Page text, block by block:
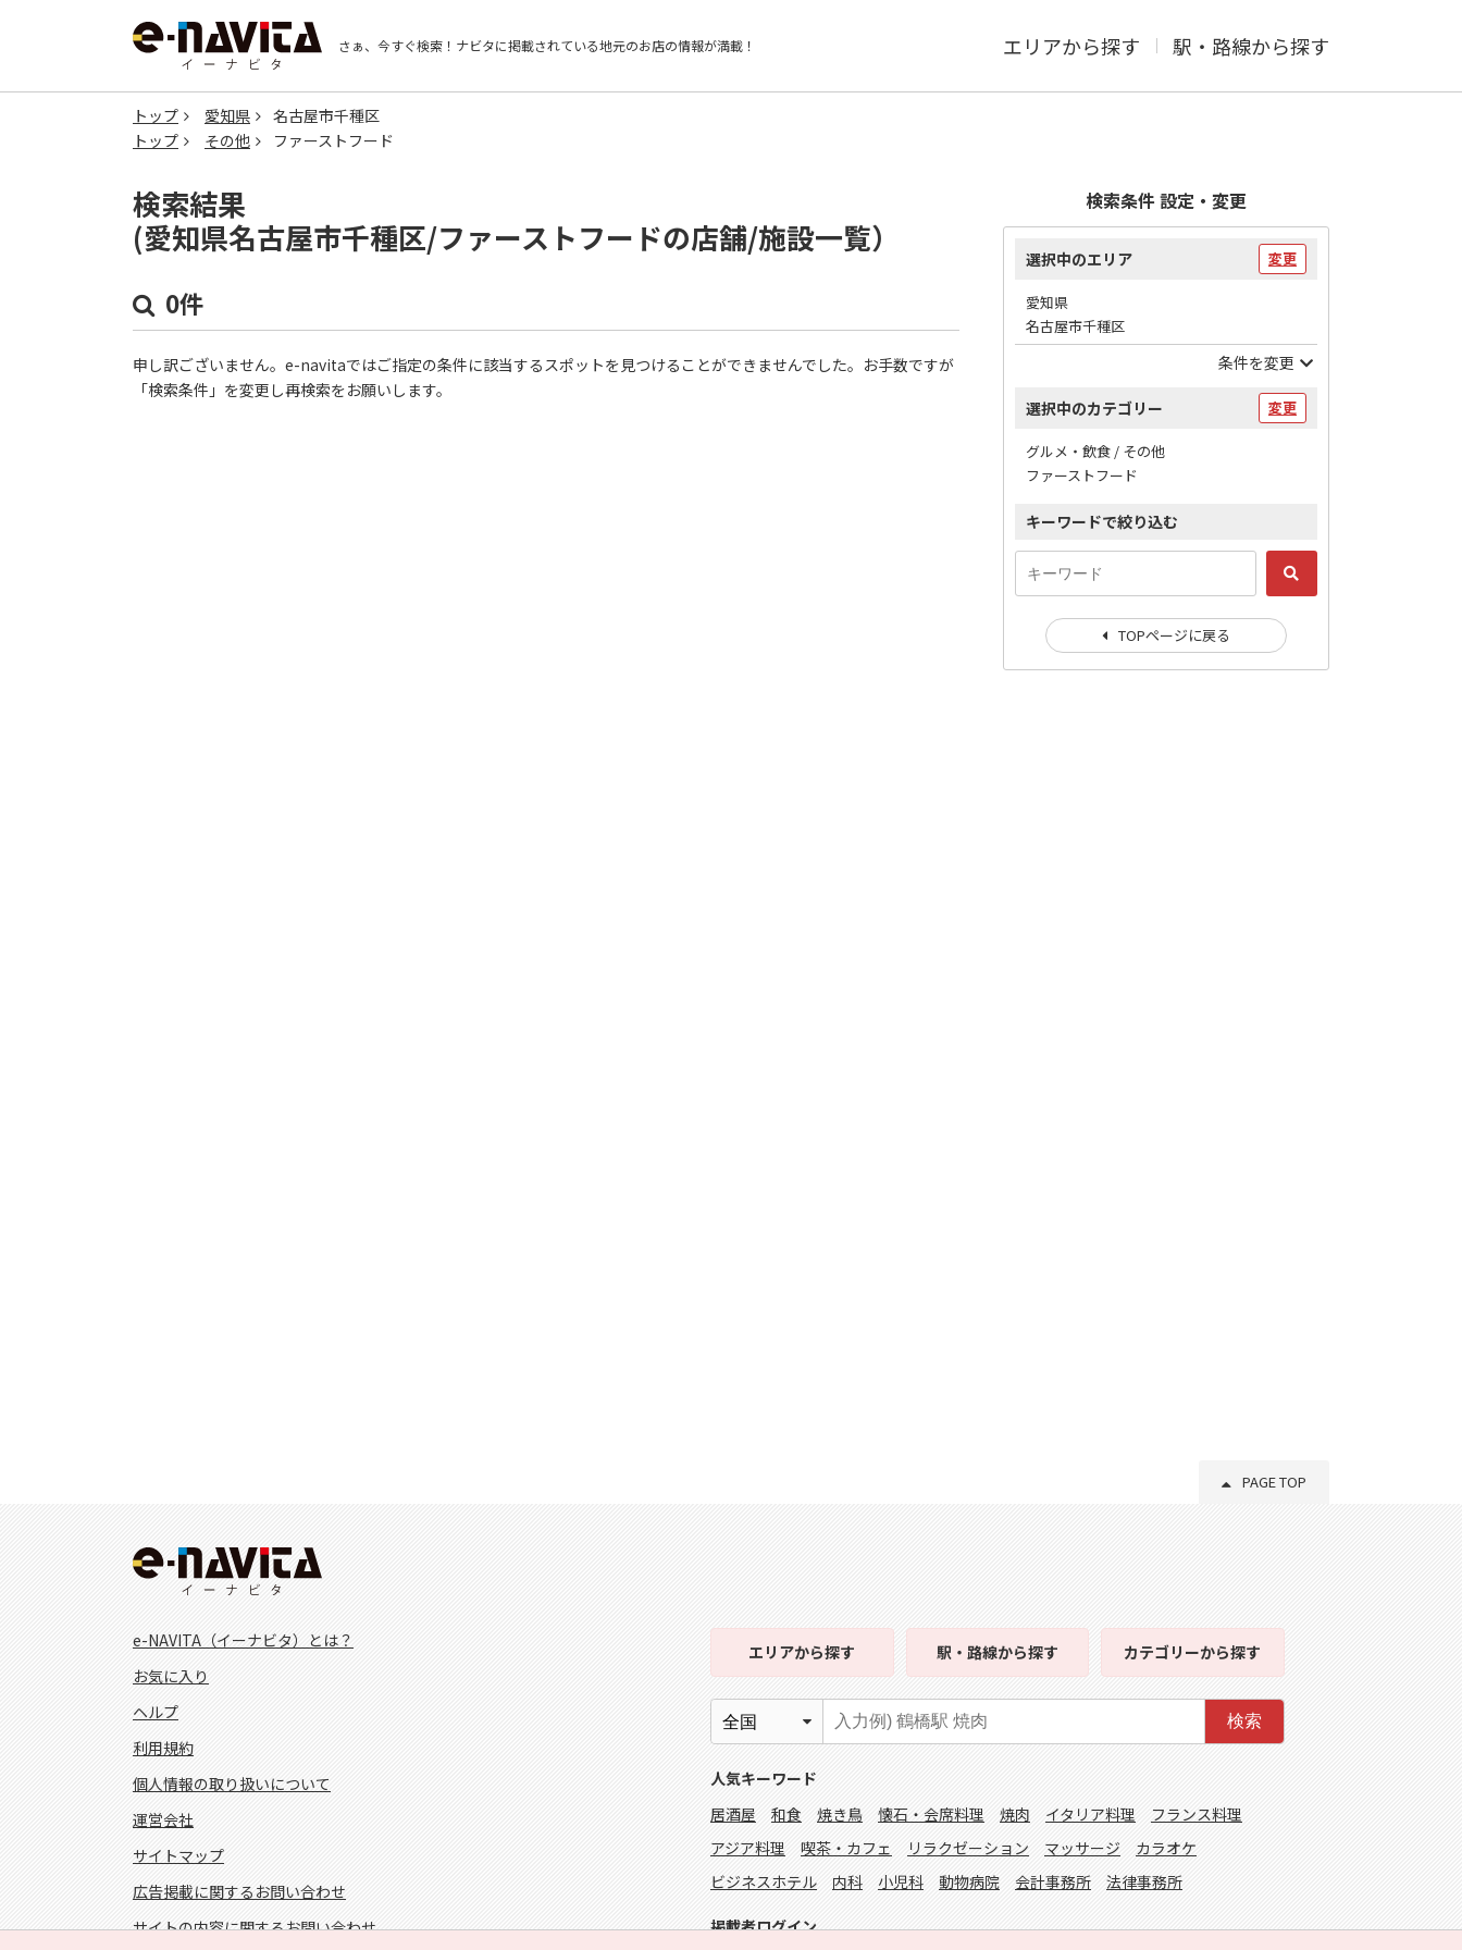
さぁ、今すぐ検索！ ナビタに掲載されている地元のお店の情報が満載！ エリアから探す 駅・路線から探す
トップ 愛知県
名古屋市千種区
トップ
その他 ファーストフード
検索結果
(愛知県名古屋市千種区/ファーストフードの店舗/施設一覧）
0件
申し訳ございません。e-navitaではご指定の条件に該当するスポットを見つけることができませんでした。お手数ですが
「検索条件」を変更し再検索をお願いします。
検索条件 設定・変更
選択中のエリア 変更
愛知県
名古屋市千種区
条件を変更
選択中のカテゴリー 変更
グルメ・飲食 / その他
ファーストフード
キーワードで絞り込む
TOPページに戻る
PAGE TOP
e-NAVITA（イーナビタ）とは？
お気に入り
ヘルプ
利用規約
個人情報の取り扱いについて
運営会社
サイトマップ
広告掲載に関するお問い合わせ
サイトの内容に関するお問い合わせ
エリアから探す 駅・路線から探す カテゴリーから探す
検索
人気キーワード
居酒屋
和食 焼き鳥 懐石・会席料理 焼肉 イタリア料理
フランス料理
アジア料理
喫茶・カフェ リラクゼーション マッサージ
カラオケ
ビジネスホテル
内科 小児科 動物病院 会計事務所 法律事務所
掲載者ログイン